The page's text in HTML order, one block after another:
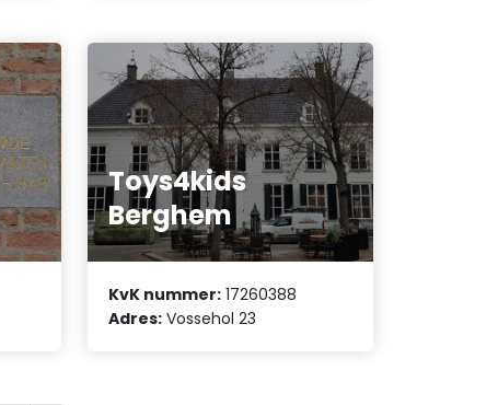
Toys4kids
Berghem
KvK nummer: 17260388
Adres: Vossehol 23